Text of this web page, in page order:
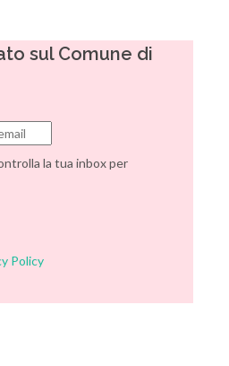
sul Comune di
la tua inbox per
Policy